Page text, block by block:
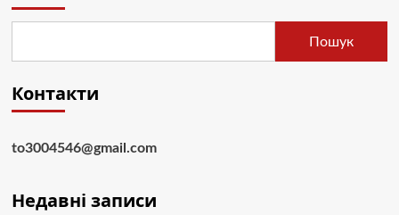
Пошук
Контакти
to3004546@gmail.com
Недавні записи